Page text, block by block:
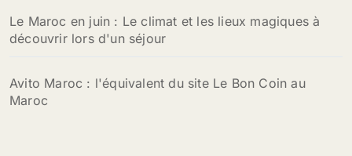
Le Maroc en juin : Le climat et les lieux magiques à
découvrir lors d'un séjour
Avito Maroc : l'équivalent du site Le Bon Coin au
Maroc